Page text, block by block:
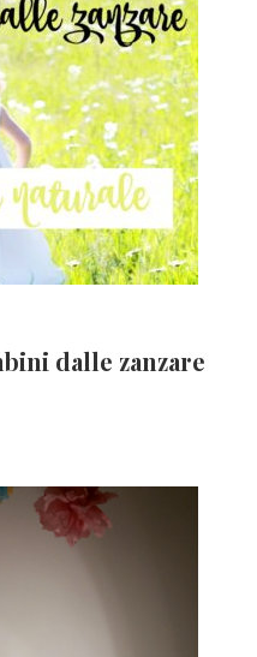
dalle zanzare